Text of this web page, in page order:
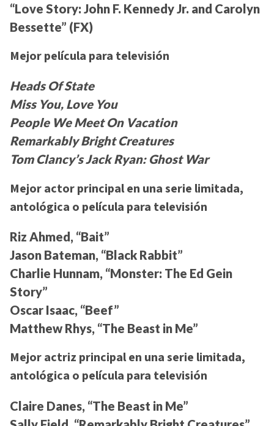
“Love Story: John F. Kennedy Jr. and Carolyn
Bessette” (FX)
Mejor película para televisión
Heads Of State
Miss You, Love You
People We Meet On Vacation
Remarkably Bright Creatures
Tom Clancy’s Jack Ryan: Ghost War
Mejor actor principal en una serie limitada,
antológica o película para televisión
Riz Ahmed, “Bait”
Jason Bateman, “Black Rabbit”
Charlie Hunnam, “Monster: The Ed Gein
Story”
Oscar Isaac, “Beef”
Matthew Rhys, “The Beast in Me”
Mejor actriz principal en una serie limitada,
antológica o película para televisión
Claire Danes, “The Beast in Me”